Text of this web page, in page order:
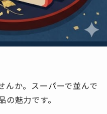
んか。スーパーで並んで
魅力です。